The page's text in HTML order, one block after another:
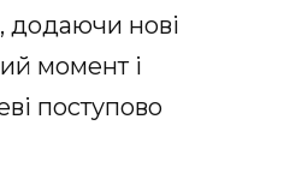
додаючи нові
момент і
поступово